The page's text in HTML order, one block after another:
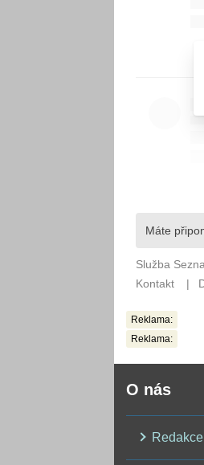
Reklama:
Reklama:
O nás
Redakce